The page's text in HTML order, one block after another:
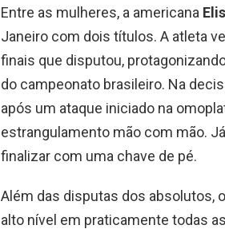
Entre as mulheres, a americana
Janeiro com dois títulos. A atleta
finais que disputou,
do campeonato brasileiro. Na
após um ataque iniciado na
estrangulamento mão com mão.
finalizar com uma chave de pé.
Além das disputas dos absolutos,
alto nível em praticamente todas